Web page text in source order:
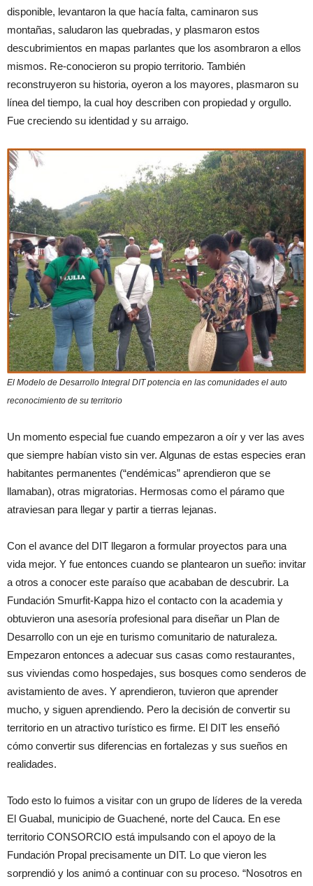
disponible, levantaron la que hacía falta, caminaron sus
montañas, saludaron las quebradas, y plasmaron estos
descubrimientos en mapas parlantes que los asombraron a ellos
mismos. Re-conocieron su propio territorio. También
reconstruyeron su historia, oyeron a los mayores, plasmaron su
línea del tiempo, la cual hoy describen con propiedad y orgullo.
Fue creciendo su identidad y su arraigo.
El Modelo de Desarrollo Integral DIT potencia en las comunidades el auto
reconocimiento de su territorio
Un momento especial fue cuando empezaron a oír y ver las aves
que siempre habían visto sin ver. Algunas de estas especies eran
habitantes permanentes (“endémicas” aprendieron que se
llamaban), otras migratorias. Hermosas como el páramo que
atraviesan para llegar y partir a tierras lejanas.
Con el avance del DIT llegaron a formular proyectos para una
vida mejor. Y fue entonces cuando se plantearon un sueño: invitar
a otros a conocer este paraíso que acababan de descubrir. La
Fundación Smurfit-Kappa hizo el contacto con la academia y
obtuvieron una asesoría profesional para diseñar un Plan de
Desarrollo con un eje en turismo comunitario de naturaleza.
Empezaron entonces a adecuar sus casas como restaurantes,
sus viviendas como hospedajes, sus bosques como senderos de
avistamiento de aves. Y aprendieron, tuvieron que aprender
mucho, y siguen aprendiendo. Pero la decisión de convertir su
territorio en un atractivo turístico es firme. El DIT les enseñó
cómo convertir sus diferencias en fortalezas y sus sueños en
realidades.
Todo esto lo fuimos a visitar con un grupo de líderes de la vereda
El Guabal, municipio de Guachené, norte del Cauca. En ese
territorio CONSORCIO está impulsando con el apoyo de la
Fundación Propal precisamente un DIT. Lo que vieron les
sorprendió y los animó a continuar con su proceso. “Nosotros en